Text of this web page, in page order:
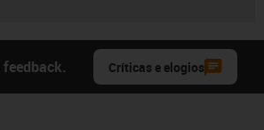
feedback. Críticas e elogios